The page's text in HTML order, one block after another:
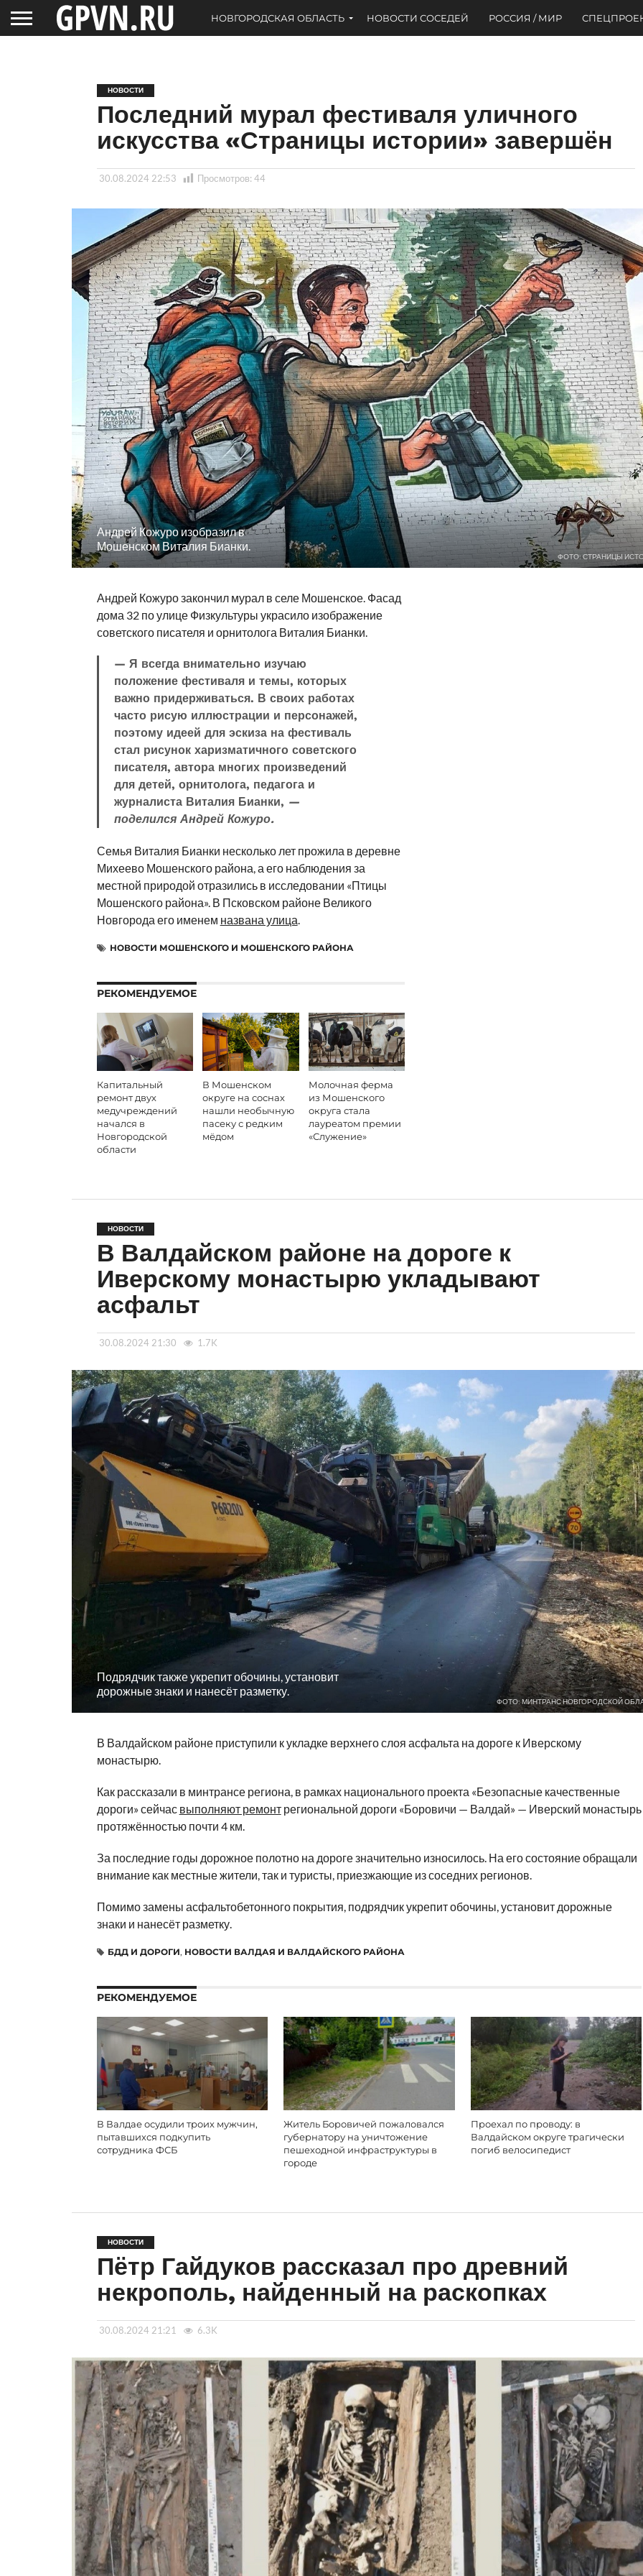
НОВГОРОДСКАЯ ОБЛАСТЬ НОВОСТИ СОСЕДЕЙ РОССИЯ / МИР
НОВОСТИ
Последний мурал фестиваля уличного
искусства «Страницы истории» завершён
30.08.2024 22:53 Просмотров: 44
Андрей Кожуро изобразил в
Мошенском Виталия Бианки.
ФОТО: СТРАНИЦЫ
Андрей Кожуро закончил мурал в селе Мошенское. Фасад
дома 32 по улице Физкультуры украсило изображение
советского писателя и орнитолога Виталия Бианки.
— Я всегда внимательно изучаю
положение фестиваля и темы, которых
важно придерживаться. В своих работах
часто рисую иллюстрации и персонажей,
поэтому идеей для эскиза на фестиваль
стал рисунок харизматичного советского
писателя, автора многих произведений
для детей, орнитолога, педагога и
журналиста Виталия Бианки, —
поделился Андрей Кожуро.
Семья Виталия Бианки несколько лет прожила в деревне
Михеево Мошенского района, а его наблюдения за
местной природой отразились в исследовании «Птицы
Мошенского района». В Псковском районе Великого
Новгорода его именем названа улица.
НОВОСТИ МОШЕНСКОГО И МОШЕНСКОГО РАЙОНА
РЕКОМЕНДУЕМОЕ
Капитальный
ремонт двух
медучреждений
начался в
Новгородской
области
В Мошенском
округе на соснах
нашли необычную
пасеку с редким
мёдом
Молочная ферма
из Мошенского
округа стала
лауреатом премии
«Служение»
НОВОСТИ
В Валдайском районе на дороге к
Иверскому монастырю укладывают
асфальт
30.08.2024 21:30 1.7K
Подрядчик также укрепит обочины, установит
дорожные знаки и нанесёт разметку.
ФОТО: МИНТРАНС НОВГОРОДСКОЙ
В Валдайском районе приступили к укладке верхнего слоя асфальта на дороге к Иверскому
монастырю.
Как рассказали в минтрансе региона, в рамках национального проекта «Безопасные качественные
дороги» сейчас выполняют ремонтрегиональной дороги «Боровичи — Валдай» — Иверский монастырь
протяжённостью почти 4 км.
За последние годы дорожное полотно на дороге значительно износилось. На его состояние обращали
внимание как местные жители, так и туристы, приезжающие из соседних регионов.
Помимо замены асфальтобетонного покрытия, подрядчик укрепит обочины, установит дорожные
знаки и нанесёт разметку.
БДД И ДОРОГИ, НОВОСТИ ВАЛДАЯ И ВАЛДАЙСКОГО РАЙОНА
РЕКОМЕНДУЕМОЕ
В Валдае осудили троих мужчин,
пытавшихся подкупить
сотрудника ФСБ
Житель Боровичей пожаловался
губернатору на уничтожение
пешеходной инфраструктуры в
городе
Проехал по проводу: в
Валдайском округе трагически
погиб велосипедист
НОВОСТИ
Пётр Гайдуков рассказал про древний
некрополь, найденный на раскопках
30.08.2024 21:21 6.3K